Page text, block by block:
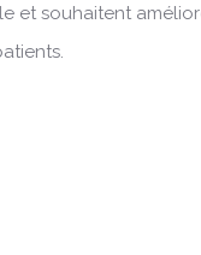
et souhaitent